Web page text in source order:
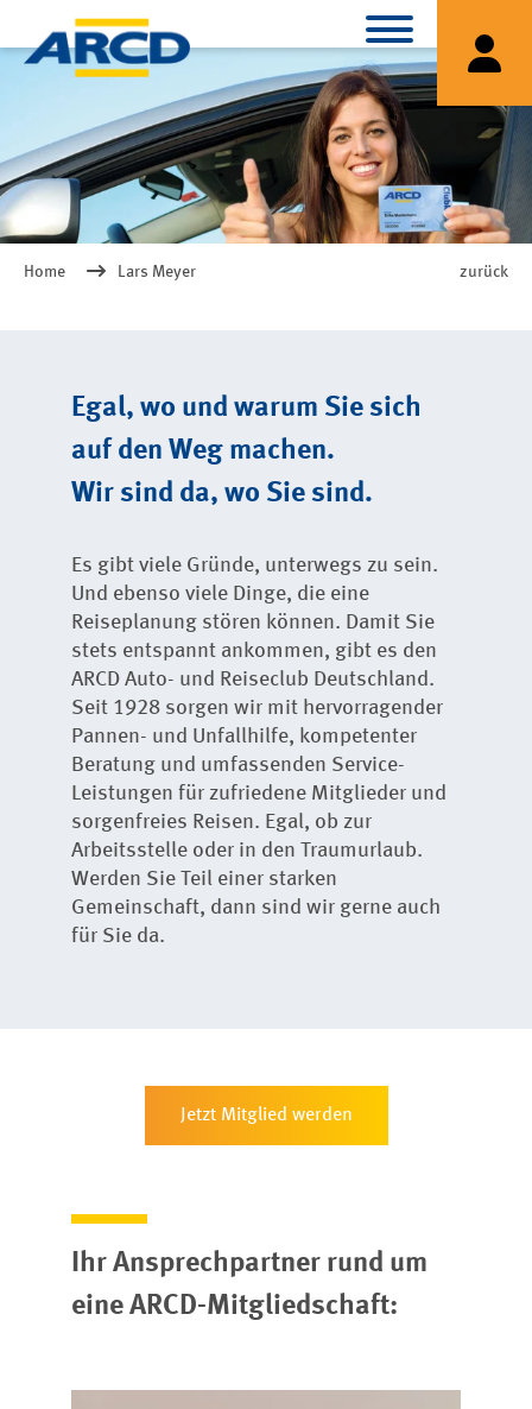
Home Lars Meyer zurück
Egal, wo und warum Sie sich
auf den Weg machen.
Wir sind da, wo Sie sind.
Es gibt viele Gründe, unterwegs zu sein.
Und ebenso viele Dinge, die eine
Reiseplanung stören können. Damit Sie
stets entspannt ankommen, gibt es den
ARCD Auto- und Reiseclub Deutschland.
Seit 1928 sorgen wir mit hervorragender
Pannen- und Unfallhilfe, kompetenter
Beratung und umfassenden Service-
Leistungen für zufriedene Mitglieder und
sorgenfreies Reisen. Egal, ob zur
Arbeitsstelle oder in den Traumurlaub.
Werden Sie Teil einer starken
Gemeinschaft, dann sind wir gerne auch
für Sie da.
Jetzt Mitglied werden
Ihr Ansprechpartner rund um
eine ARCD-Mitgliedschaft: